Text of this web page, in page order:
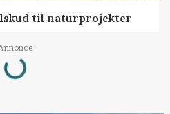
til naturprojekter